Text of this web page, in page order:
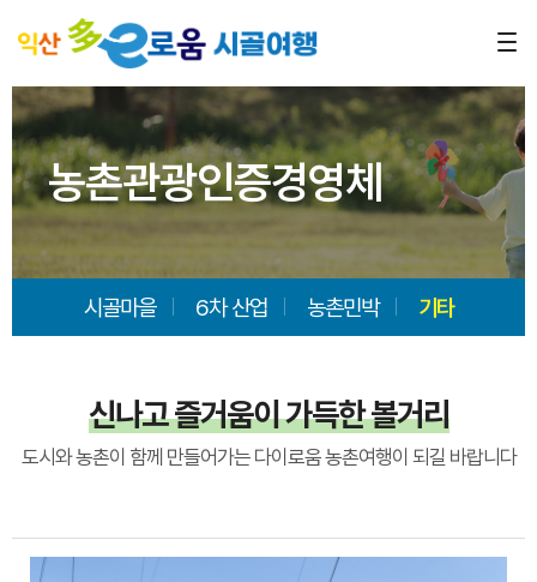
농촌관광인증경영체
시골마을 6차 산업 농촌민박 기타
신나고 즐거움이 가득한 볼거리
도시와 농촌이 함께 만들어가는 다이로움 농촌여행이 되길 바랍니다